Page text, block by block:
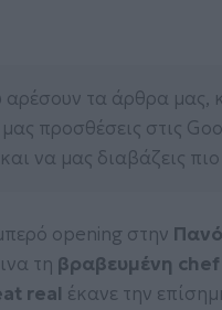
αρέσουν τα άρθρα μας,
προσθέσεις στις
και να μας διαβάζεις
opening στην
τη βραβευμένη
real έκανε την